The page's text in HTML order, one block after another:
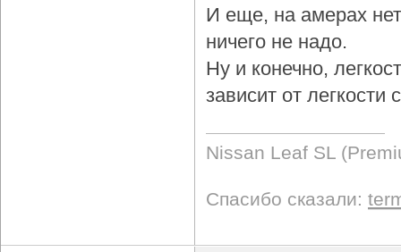
И еще, на амерах
ничего не надо.
Ну и конечно,
зависит от
Nissan Leaf SL
Спасибо сказали: